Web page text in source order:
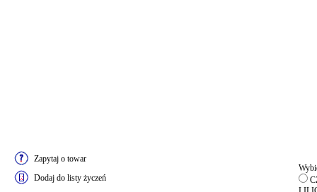
Zapytaj o towar
Dodaj do listy życzeń